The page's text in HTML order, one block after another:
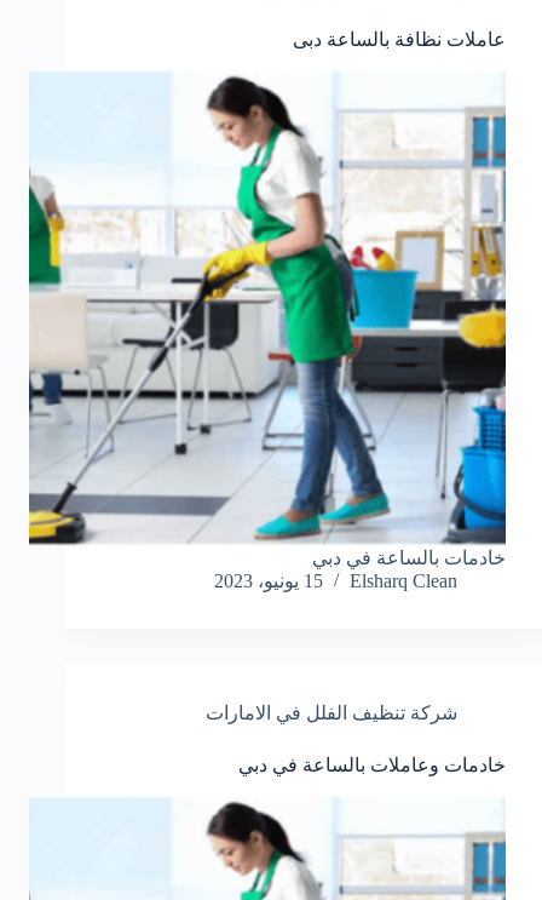
عاملات نظافة بالساعة دبى
خادمات بالساعة في دبي
Elsharq Clean
15 يونيو، 2023
شركة تنظيف الفلل في الامارات
خادمات وعاملات بالساعة في دبي